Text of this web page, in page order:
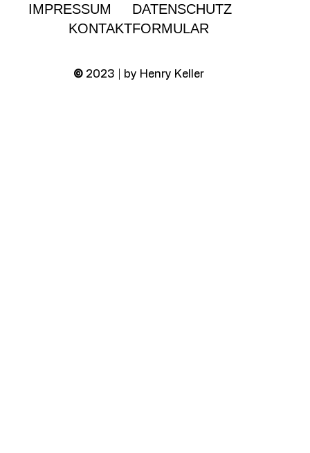
IMPRESSUM
DATENSCHUTZ
KONTAKTFORMULAR
©2023 | by Henry Keller